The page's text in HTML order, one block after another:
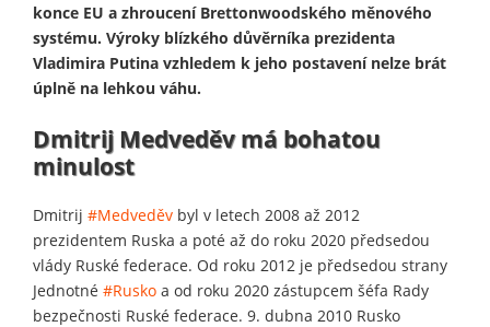
konce EU a zhroucení Brettonwoodského měnového
systému. Výroky blízkého důvěrníka prezidenta
Vladimira Putina vzhledem k jeho postavení nelze brát
úplně na lehkou váhu.
Dmitrij Medveděv má bohatou
minulost
Dmitrij #Medveděv byl v letech 2008 až 2012
prezidentem Ruska a poté až do roku 2020 předsedou
vlády Ruské federace. Od roku 2012 je předsedou strany
Jednotné #Rusko a od roku 2020 zástupcem šéfa Rady
bezpečnosti Ruské federace. 9. dubna 2010 Rusko